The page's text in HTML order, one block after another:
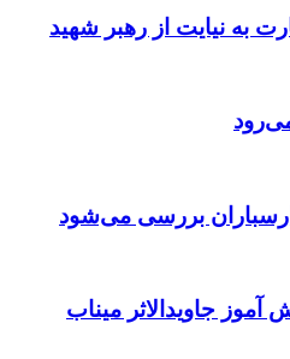
به نیایت از رهبر شهید
ارسباران بررسی می‌شود
جاویدالاثر میناب